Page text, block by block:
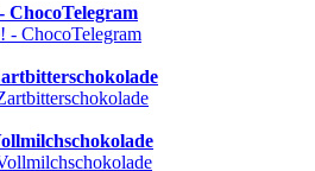
ChocoTelegram